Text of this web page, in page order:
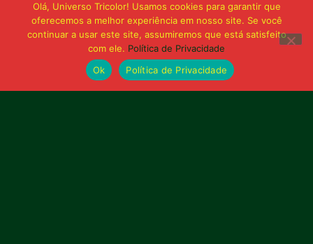
Olá, Universo Tricolor! Usamos cookies para garantir que
oferecemos a melhor experiência em nosso site. Se você
continuar a usar este site, assumiremos que está satisfeito
com ele. Política de Privacidade
Ok
Política de Privacidade